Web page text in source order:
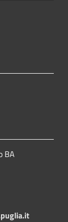
BA